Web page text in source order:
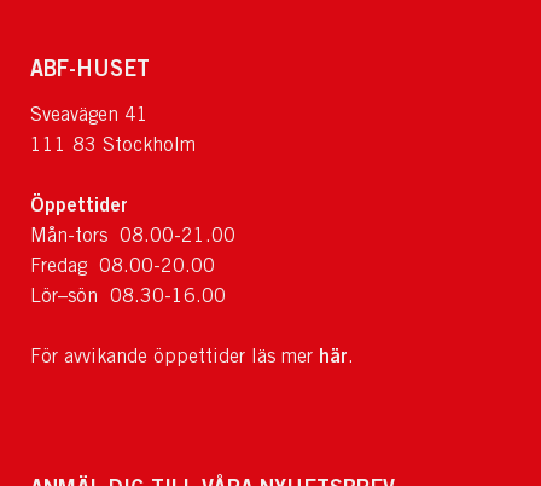
ABF-HUSET
Sveavägen 41
111 83 Stockholm
Öppettider
Mån-tors 08.00-21.00
Fredag 08.00-20.00
Lör–sön 08.30-16.00
För avvikande öppettider läs mer här.